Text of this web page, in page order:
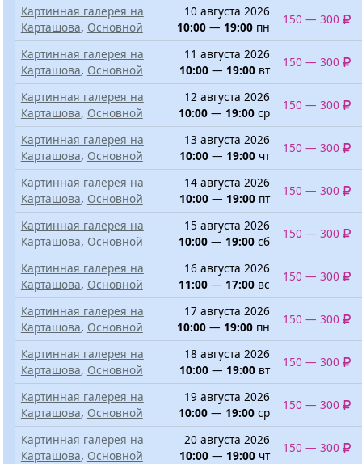
Картинная галерея на
Карташова, Основной
10 августа 2026
10:00 — 19:00 пн
150 — 300
Картинная галерея на
Карташова, Основной
11 августа 2026
10:00 — 19:00 вт
150 — 300
Картинная галерея на
Карташова, Основной
12 августа 2026
10:00 — 19:00 ср
150 — 300
Картинная галерея на
Карташова, Основной
13 августа 2026
10:00 — 19:00 чт
150 — 300
Картинная галерея на
Карташова, Основной
14 августа 2026
10:00 — 19:00 пт
150 — 300
Картинная галерея на
Карташова, Основной
15 августа 2026
10:00 — 19:00 сб
150 — 300
Картинная галерея на
Карташова, Основной
16 августа 2026
11:00 — 17:00 вс
150 — 300
Картинная галерея на
Карташова, Основной
17 августа 2026
10:00 — 19:00 пн
150 — 300
Картинная галерея на
Карташова, Основной
18 августа 2026
10:00 — 19:00 вт
150 — 300
Картинная галерея на
Карташова, Основной
19 августа 2026
10:00 — 19:00 ср
150 — 300
Картинная галерея на
Карташова, Основной
20 августа 2026
10:00 — 19:00 чт
150 — 300